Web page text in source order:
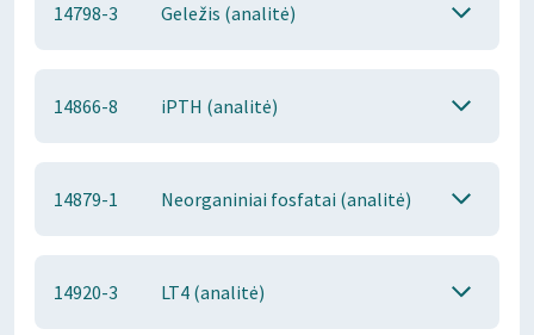
14798-3 Geležis (analitė)
14866-8 iPTH (analitė)
14879-1 Neorganiniai fosfatai (analitė)
14920-3 LT4 (analitė)